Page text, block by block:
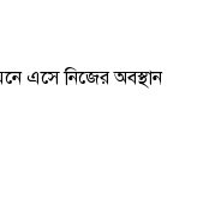
এসে নিজের অবস্থান